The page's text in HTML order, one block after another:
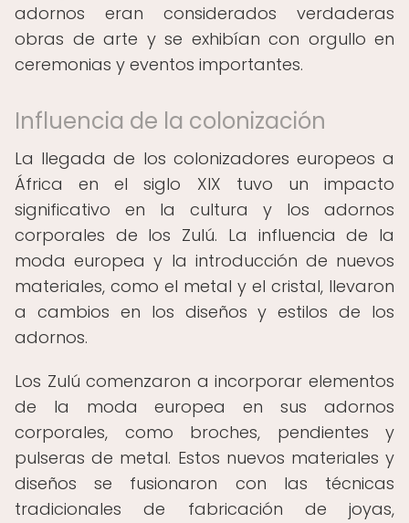
adornos eran considerados verdaderas
obras de arte y se exhibían con orgullo en
ceremonias y eventos importantes.
Influencia de la colonización
La llegada de los colonizadores europeos a
África en el siglo XIX tuvo un impacto
significativo en la cultura y los adornos
corporales de los Zulú. La influencia de la
moda europea y la introducción de nuevos
materiales, como el metal y el cristal, llevaron
a cambios en los diseños y estilos de los
adornos.
Los Zulú comenzaron a incorporar elementos
de la moda europea en sus adornos
corporales, como broches, pendientes y
pulseras de metal. Estos nuevos materiales y
diseños se fusionaron con las técnicas
tradicionales de fabricación de joyas,